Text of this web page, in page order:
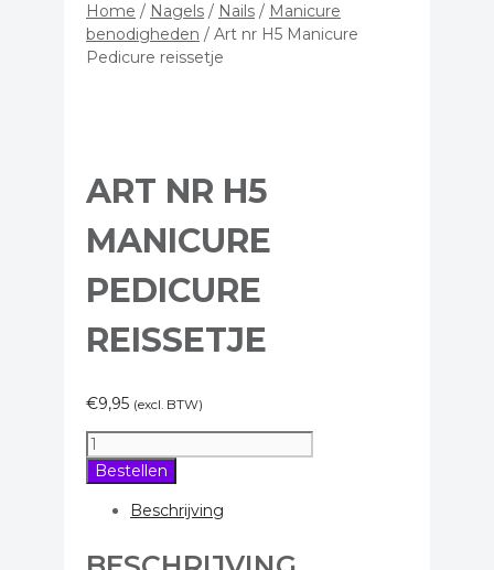
Home / Nagels / Nails / Manicure
benodigheden / Art nr H5 Manicure
Pedicure reissetje
ART NR H5
MANICURE
PEDICURE
REISSETJE
€9,95 (excl. BTW)
Art
nr
H5
Manicure
reissetje
Bestellen
Beschrijving